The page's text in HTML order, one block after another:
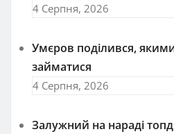
4 Серпня, 2026
Умєров поділився,
займатися
4 Серпня, 2026
Залужний на нараді